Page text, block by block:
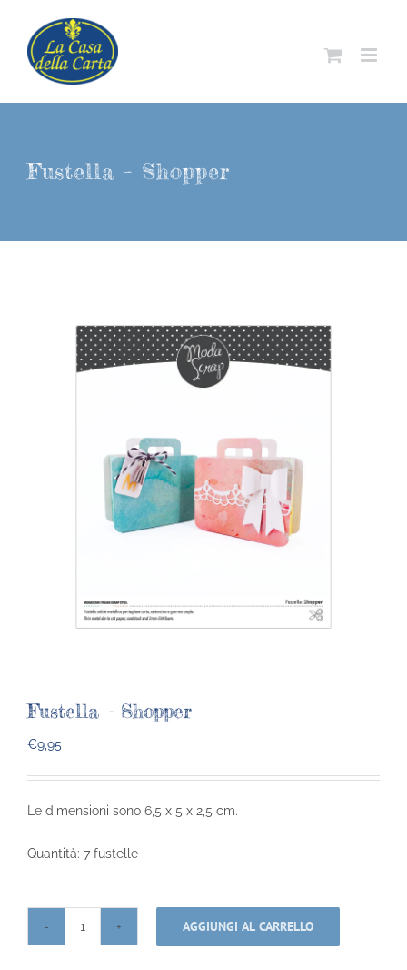
contenuto
Fustella – Shopper
Fustella – Shopper
€9,95
Le dimensioni sono 6,5 x 5 x 2,5 cm.
Quantità: 7 fustelle
AGGIUNGI AL CARRELLO